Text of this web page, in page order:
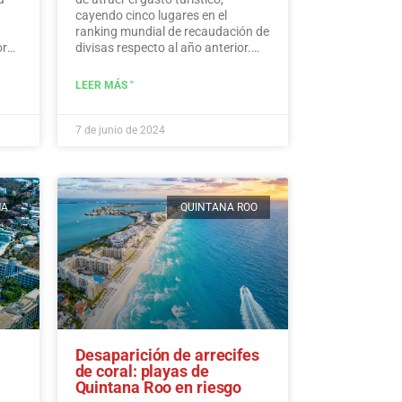
cayendo cinco lugares en el
ranking mundial de recaudación de
divisas respecto al año anterior.
de Turismo, México ocupa el
millones de dólares en ingresos
LEER MÁS "
7 de junio de 2024
QUINTANA ROO
Desaparición de arrecifes
de coral: playas de
Quintana Roo en riesgo